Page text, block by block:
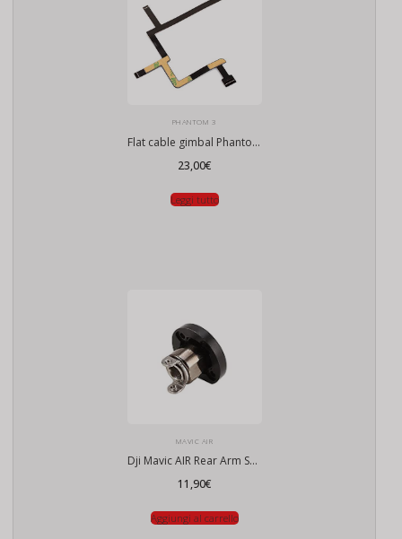
PHANTOM 3
Flat cable gimbal Phantom 3 Standard SE
23,00€
Leggi tutto
MAVIC AIR
Dji Mavic AIR Rear Arm Shaft
11,90€
Aggiungi al carrello